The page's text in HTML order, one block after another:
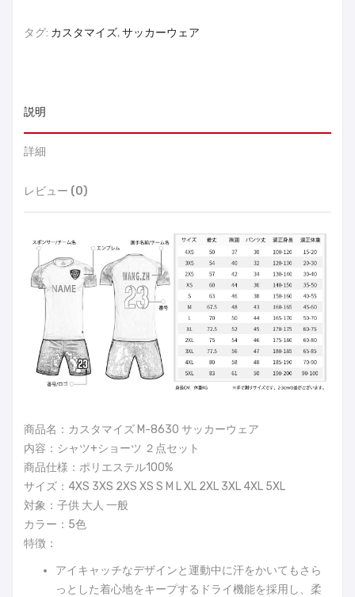
タグ: カスタマイズ,サッカーウェア
説明
詳細
レビュー (0)
商品名：カスタマイズ M-8630 サッカーウェア
内容：シャツ+ショーツ ２点セット
商品仕様：ポリエステル100%
サイズ：4XS 3XS 2XS XS S M L XL 2XL 3XL 4XL 5XL
対象：子供 大人 一般
カラー：5色
特徴：
アイキャッチなデザインと運動中に汗をかいてもさら
っとした着心地をキープするドライ機能を採用し、柔